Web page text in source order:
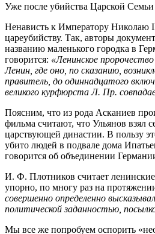
Уже после убийства Царской
Ненависть к Императору Николаю II
цареубийству. Так, авторы
названию маленького городка в
говорится: «Ленинское
Ленин, где оно, по сказанию,
правитель, до одиннадцатого
великого курфюрста Л. Пр.
Поясним, что из рода Асканиев
фильма считают, что Ульянов взял
царствующей династии. В пользу
убито людей в подвале дома
говорится об объединении
И. Ф. Плотников считает
упорно, по многу раз на
совершенно определенно
политической заданностью,
Мы все же попробуем оспорить